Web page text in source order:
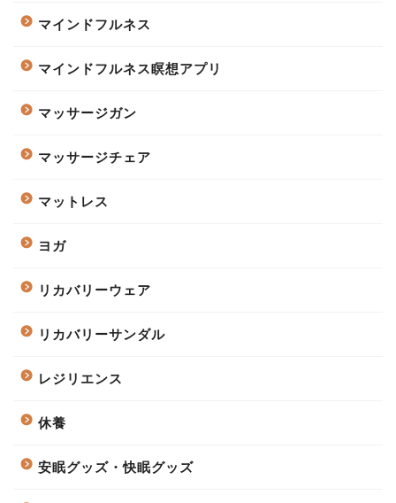
マインドフルネス
マインドフルネス瞑想アプリ
マッサージガン
マッサージチェア
マットレス
ヨガ
リカバリーウェア
リカバリーサンダル
レジリエンス
休養
安眠グッズ・快眠グッズ